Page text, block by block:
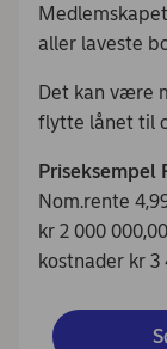
aller laveste
Det kan være
flytte lånet til
Priseksempel
Nom.rente
kr 2 000
kostnader kr 3